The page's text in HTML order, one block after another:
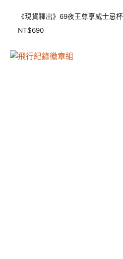
《現貨釋出》69夜王尊享威士忌杯
NT$690